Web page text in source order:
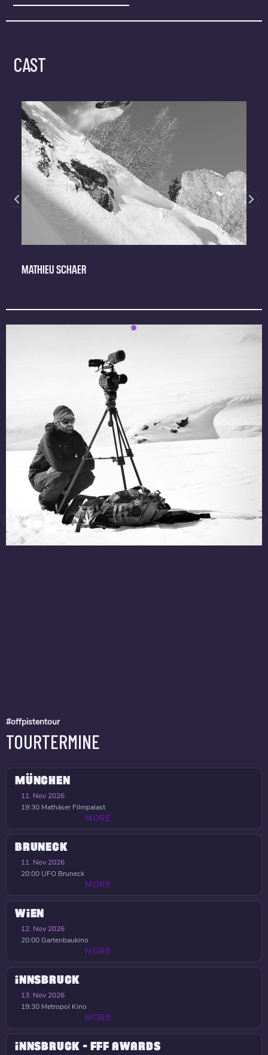
CAST
MATHIEU SCHAER
#offpistentour
TOURTERMINE
MÜNCHEN
11. Nov 2026
19:30 Mathäser Filmpalast
MORE
BRUNECK
11. Nov 2026
20:00 UFO Bruneck
MORE
WIEN
12. Nov 2026
20:00Gartenbaukino
MORE
INNSBRUCK
13. Nov 2026
19:30 Metropol Kino
MORE
INNSBRUCK - FFF AWARDS